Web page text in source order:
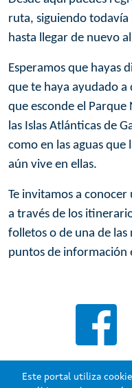
Este portal utiliza
ruta, siguiendo
hasta llegar de nuevo
Esperamos que hayas
que te haya ayudado a
que esconde el
las Islas Atlánticas de
como en las aguas
aún vive en ellas.
Te invitamos a conocer
a través de los
folletos o de una de las
puntos de información